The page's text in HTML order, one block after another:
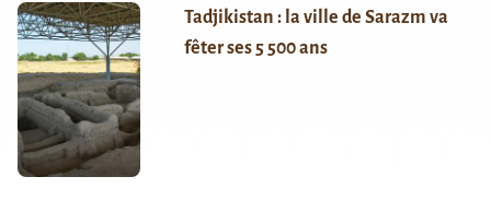
Tadjikistan : la ville de Sarazm va
fêter ses 5 500 ans